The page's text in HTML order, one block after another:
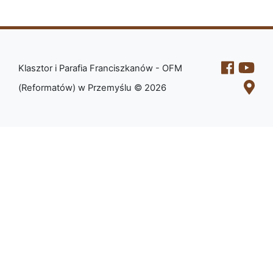
Klasztor i Parafia Franciszkanów - OFM
(Reformatów) w Przemyślu © 2026